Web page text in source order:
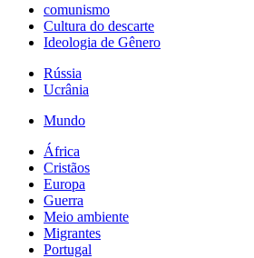
comunismo
Cultura do descarte
Ideologia de Gênero
Rússia
Ucrânia
Mundo
África
Cristãos
Europa
Guerra
Meio ambiente
Migrantes
Portugal